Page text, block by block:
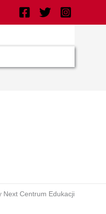
Next Centrum Edukacji